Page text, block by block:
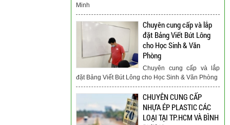
Minh
Chuyên cung cấp và lắp
đặt Bảng Viết Bút Lông
cho Học Sinh & Văn
Phòng
Chuyên cung cấp và lắp
đặt Bảng Viết Bút Lông cho Học Sinh & Văn Phòng
CHUYÊN CUNG CẤP
NHỰA ÉP PLASTIC CÁC
LOẠI TẠI TP.HCM VÀ BÌNH